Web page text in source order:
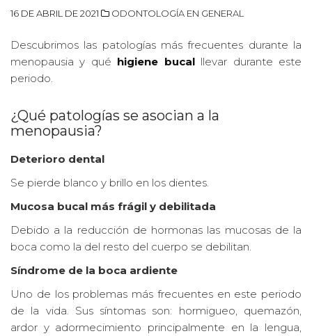
16 DE ABRIL DE 2021 ODONTOLOGÍA EN GENERAL
Descubrimos las patologías más frecuentes durante la
menopausia y qué higiene bucalllevar durante este
periodo.
¿Qué patologías se asocian a la
menopausia?
Deterioro dental
Se pierde blanco y brillo en los dientes.
Mucosa bucal más frágil y debilitada
Debido a la reducción de hormonas las mucosas de la
boca como la del resto del cuerpo se debilitan.
Síndrome de la boca ardiente
Uno de los problemas más frecuentes en este periodo
de la vida. Sus síntomas son: hormigueo, quemazón,
ardor y adormecimiento principalmente en la lengua,